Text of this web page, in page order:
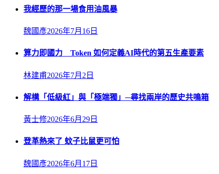
我經歷的那一場食用油風暴
魏國彥2026年7月16日
算力即國力 Token 如何定義AI時代的第五生產要素
林建甫2026年7月2日
解構「低級紅」與「極端獨」─尋找兩岸的歷史共鳴箱
黃士修2026年6月29日
登革熱來了 蚊子比鼠更可怕
魏國彥2026年6月17日